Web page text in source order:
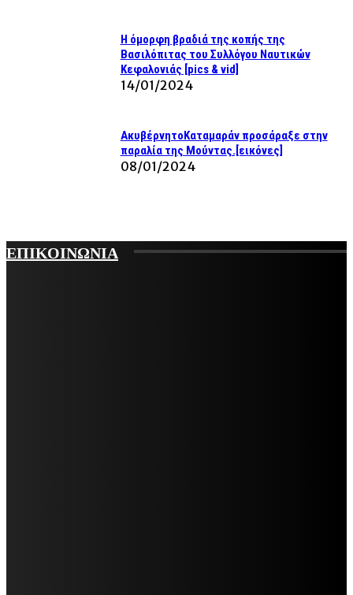
Η όμορφη βραδιά της κοπής της
Βασιλόπιτας του Συλλόγου Ναυτικών
Κεφαλονιάς [pics & vid]
14/01/2024
ΑκυβέρνητοΚαταμαράν προσάραξε στην
παραλία της Μούντας.[εικόνες]
08/01/2024
ΕΠΙΚΟΙΝΩΝΙΑ